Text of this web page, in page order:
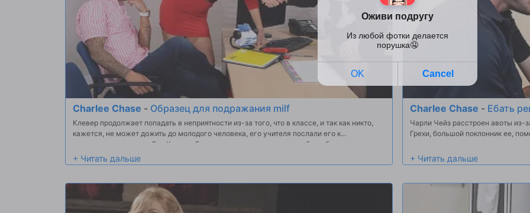
Charlee Chase - Образец для подражания milf
Клевер продолжает попадать в неприятности из-за того, что в классе, и так как никто,
кажется, не может дожить до молодого человека, его учителя послали его к
консультанту, доктору Еве Карере. Ева старается изо всех сил, чтобы добраться до него,
но все, что он, кажется, замечают ее удивительные большие поддельные сиськи, в
результате чего д-р Карера не имеет выбора, кроме как вызвать мачеху Кловера Чарли
способ достичь роговой чувак, как Кловер через его петух! Два грудастых MILFs сосать
его жира петух, есть друг друга, и чем по очереди принимая его большой член глубоко в
их жесткой MILF киски. Может быть, как только Кловер Busted гайки на всем
Charlee Chase - Ебать
Чарли Чейз расстроен авоты из-
Грехи, большой поклонник ее,